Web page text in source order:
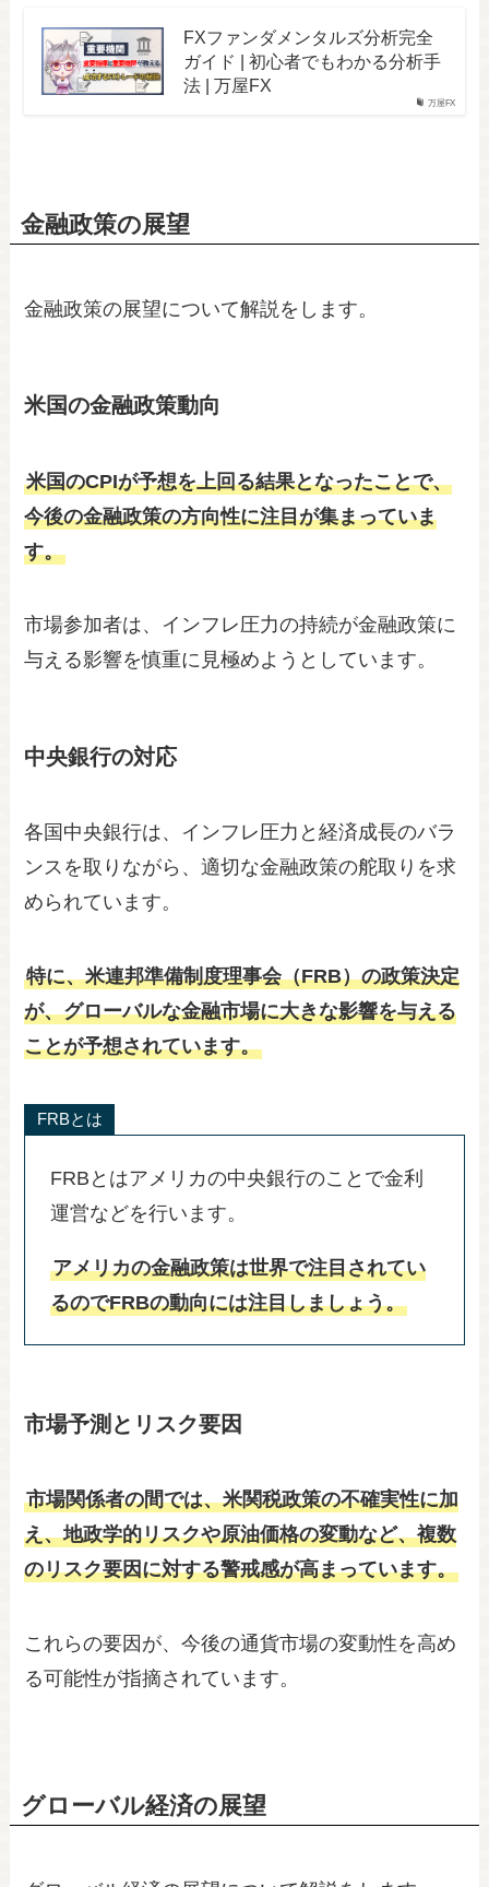
万屋FX
FXファンダメンタルズ分析完全
ガイド | 初心者でもわかる分析手
法 | 万屋FX
金融政策の展望
金融政策の展望について解説をします。
米国の金融政策動向
米国のCPIが予想を上回る結果となったことで、
今後の金融政策の方向性に注目が集まっていま
す。
市場参加者は、インフレ圧力の持続が金融政策に
与える影響を慎重に見極めようとしています。
中央銀行の対応
各国中央銀行は、インフレ圧力と経済成長のバラ
ンスを取りながら、適切な金融政策の舵取りを求
められています。
特に、米連邦準備制度理事会（FRB）の政策決定
が、グローバルな金融市場に大きな影響を与える
ことが予想されています。
FRBとは
FRBとはアメリカの中央銀行のことで金利
運営などを行います。
アメリカの金融政策は世界で注目されてい
るのでFRBの動向には注目しましょう。
市場予測とリスク要因
市場関係者の間では、米関税政策の不確実性に加
え、地政学的リスクや原油価格の変動など、複数
のリスク要因に対する警戒感が高まっています。
これらの要因が、今後の通貨市場の変動性を高め
る可能性が指摘されています。
グローバル経済の展望